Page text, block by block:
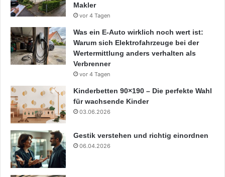
Makler
vor 4 Tagen
Was ein E-Auto wirklich noch wert ist:
Warum sich Elektrofahrzeuge bei der
Wertermittlung anders verhalten als
Verbrenner
vor 4 Tagen
Kinderbetten 90×190 – Die perfekte Wahl
für wachsende Kinder
03.06.2026
Gestik verstehen und richtig einordnen
06.04.2026